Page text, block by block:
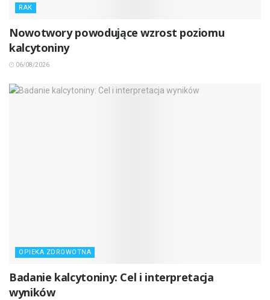
RAK
Nowotwory powodujące wzrost poziomu
kalcytoniny
06/08/2026
OPIEKA ZDROWOTNA
Badanie kalcytoniny: Cel i interpretacja
wyników